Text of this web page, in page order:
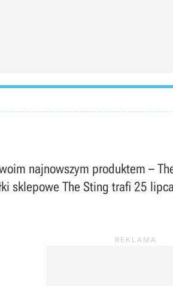
najnowszym produktem –
sklepowe The Sting trafi 25